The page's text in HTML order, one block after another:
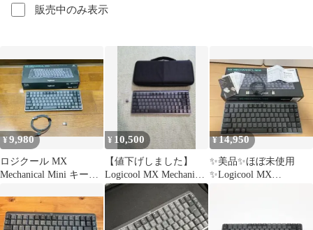
販売中のみ表示
¥9,980
ロジクール MX
Mechanical Mini キーボ
¥ 10,500
【値下げしました】
Logicool MX Mechanical
Mini
¥14,950
✨美品✨ほぼ未使用
✨Logicool MX